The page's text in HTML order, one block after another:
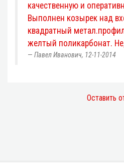
качественную и
Выполнен козырек над
квадратный
желтый поликарбонат.
Павел Иванович, 12-11-2014
Оставить